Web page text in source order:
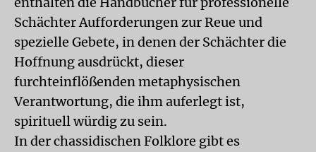
Schächter Aufforderungen zur Reue und
spezielle Gebete, in denen der Schächter die
Hoffnung ausdrückt, dieser
furchteinflößenden metaphysischen
Verantwortung, die ihm auferlegt ist,
spirituell würdig zu sein.
In der chassidischen Folklore gibt es